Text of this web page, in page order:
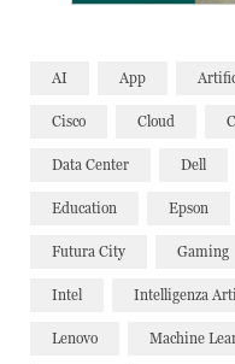
AI App
Cisco Cloud
Data Center Dell
Education Epson
Futura City Gaming
Intel Intelligenza
Lenovo Machine